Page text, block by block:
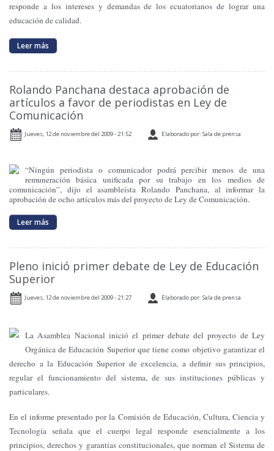
responde a los intereses y demandas de los ecuatorianos de lograr una
educación de calidad.
Leer más
Rolando Panchana destaca aprobación de
artículos a favor de periodistas en Ley de
Comunicación
Jueves, 12 de noviembre del 2009 - 21:52 Elaborado por: Sala de prensa
“Ningún periodista o comunicador podrá percibir menos de una
remuneración básica unificada por su trabajo en los medios de
comunicación”, dijo el asambleísta Rolando Panchana, al informar la
aprobación de ocho artículos más del proyecto de Ley de Comunicación.
Leer más
Pleno inició primer debate de Ley de Educación
Superior
Jueves, 12 de noviembre del 2009 - 21:27 Elaborado por: Sala de prensa
La Asamblea Nacional inició el primer debate del proyecto de Ley
Orgánica de Educación Superior que tiene como objetivo garantizar el
derecho a la Educación Superior de excelencia, a definir sus principios,
regular el funcionamiento del sistema, de sus instituciones públicas y
particulares.
En el informe presentado por la Comisión de Educación, Cultura, Ciencia y
Tecnología señala que el cuerpo legal responde esencialmente a los
principios, derechos y garantías constitucionales, que norman el Sistema de